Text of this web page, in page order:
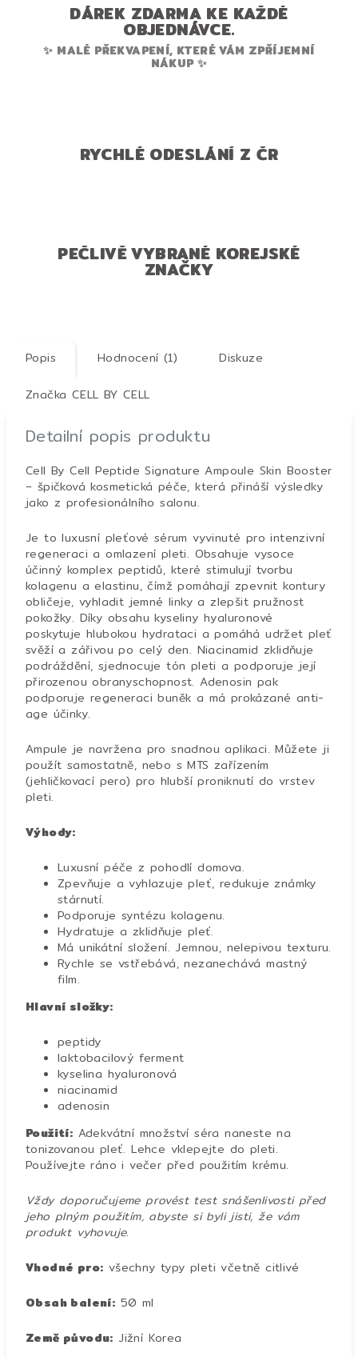
DÁREK ZDARMA KE KAŽDÉ
OBJEDNÁVCE.
✨ MALÉ PŘEKVAPENÍ, KTERÉ VÁM ZPŘÍJEMNÍ
NÁKUP ✨
RYCHLÉ ODESLÁNÍ Z ČR
PEČLIVĚ VYBRANÉ KOREJSKÉ
ZNAČKY
Popis Hodnocení (1) Diskuze
Značka CELL BY CELL
Detailní popis produktu
Cell By Cell Peptide Signature Ampoule Skin Booster
– špičková kosmetická péče, která přináší výsledky
jako z profesionálního salonu.
Je to luxusní pleťové sérum vyvinuté pro intenzivní
regeneraci a omlazení pleti. Obsahuje vysoce
účinný komplex peptidů, které stimulují tvorbu
kolagenu a elastinu, čímž pomáhají zpevnit kontury
obličeje, vyhladit jemné linky a zlepšit pružnost
pokožky. Díky obsahu kyseliny hyaluronové
poskytuje hlubokou hydrataci a pomáhá udržet pleť
svěží a zářivou po celý den. Niacinamid zklidňuje
podráždění, sjednocuje tón pleti a podporuje její
přirozenou obranyschopnost. Adenosin pak
podporuje regeneraci buněk a má prokázané anti-
age účinky.
Ampule je navržena pro snadnou aplikaci. Můžete ji
použít samostatně, nebo s MTS zařízením
(jehličkovací pero) pro hlubší proniknutí do vrstev
pleti.
Výhody:
Luxusní péče z pohodlí domova.
Zpevňuje a vyhlazuje pleť, redukuje známky
stárnutí.
Podporuje syntézu kolagenu.
Hydratuje a zklidňuje pleť.
Má unikátní složení. Jemnou, nelepivou texturu.
Rychle se vstřebává, nezanechává mastný
film.
Hlavní složky:
peptidy
laktobacilový ferment
kyselina hyaluronová
niacinamid
adenosin
Použití: Adekvátní množství séra naneste na
tonizovanou pleť. Lehce vklepejte do pleti.
Používejte ráno i večer před použitím krému.
Vždy doporučujeme provést test snášenlivosti před
jeho plným použitím, abyste si byli jisti, že vám
produkt vyhovuje.
Vhodné pro: všechny typy pleti včetně citlivé
Obsah balení: 50 ml
Země původu: Jižní Korea